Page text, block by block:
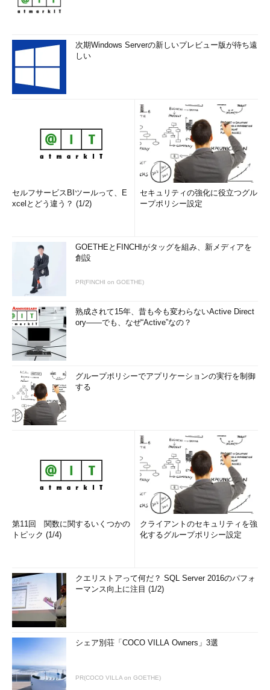
次期Windows Serverの新しいプレビュー版が待ち遠
しい
セルフサービスBIツールって、E
xcelとどう違う？ (1/2)
セキュリティの強化に役立つグル
ープポリシー設定
GOETHEとFINCHIがタッグを組み、新メディアを
創設
PR(FINCHI on GOETHE)
熟成されて15年、昔も今も変わらないActive Direct
ory――でも、なぜ“Active”なの？
グループポリシーでアプリケーションの実行を制御
する
第11回 関数に関するいくつかの
トピック (1/4)
クライアントのセキュリティを強
化するグループポリシー設定
クエリストアって何だ？ SQL Server 2016のパフォ
ーマンス向上に注目 (1/2)
シェア別荘「COCO VILLA Owners」3選
PR(COCO VILLA on GOETHE)